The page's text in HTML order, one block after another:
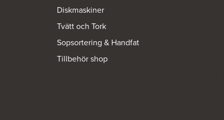
Diskmaskiner
Tvätt och Tork
Sopsortering & Handfat
Tillbehör shop